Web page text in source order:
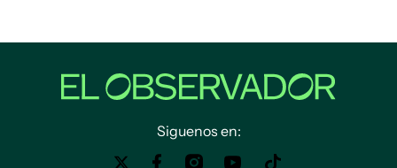
Siguenos en: